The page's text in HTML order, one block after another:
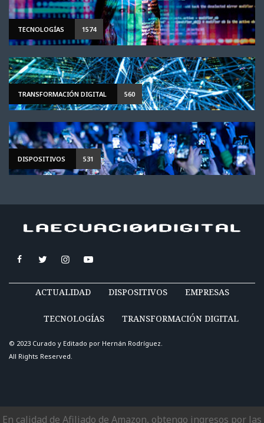
TECNOLOGÍAS 1574
TRANSFORMACIÓN DIGITAL 560
DISPOSITIVOS 531
ACTUALIDAD DISPOSITIVOS EMPRESAS
TECNOLOGÍAS TRANSFORMACIÓN DIGITAL
© 2023 Curado y Editado por Hernán Rodríguez.
All Rights Reserved.
En calidad de Afiliado de Amazon, obtengo ingresos por las